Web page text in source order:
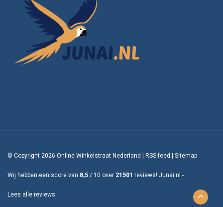
© Copyright 2026 Online Winkelstraat Nederland RSS-feed Sitemap
Wij hebben een score van 8,5 / 10 over 21501 reviews! Junai.nl -
Lees alle reviews